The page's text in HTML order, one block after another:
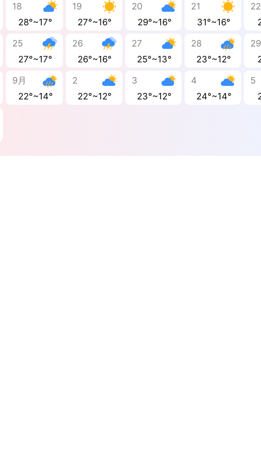
18
28°~17°
19
27°~16°
20
29°~16°
21
31°~16°
22
25
27°~17°
26
26°~16°
27
25°~13°
28
23°~12°
29
9月
22°~14°
2
22°~12°
3
23°~12°
4
24°~14°
5